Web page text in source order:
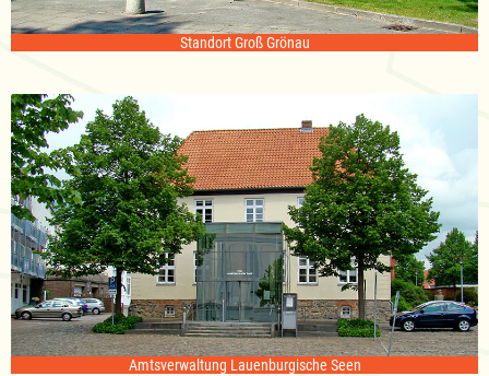
Standort Groß Grönau
Amtsverwaltung Lauenburgische Seen